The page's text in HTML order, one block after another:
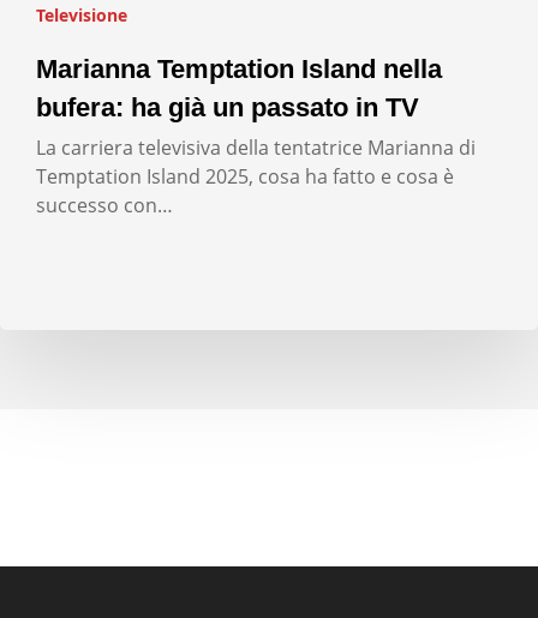
Televisione
Marianna Temptation Island nella
bufera: ha già un passato in TV
La carriera televisiva della tentatrice Marianna di
Temptation Island 2025, cosa ha fatto e cosa è
successo con…